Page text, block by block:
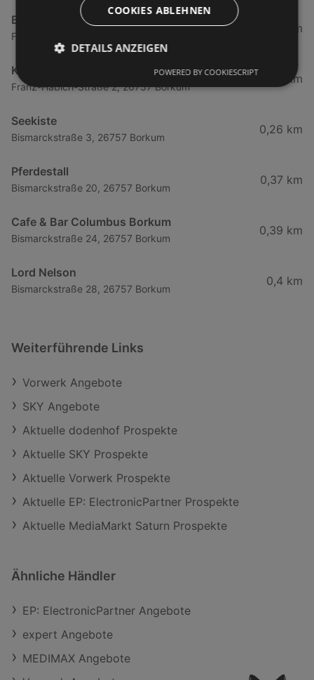
Brasserie
Franz-Habich-Straße 18, 26757 Borkum
0,21 km
Künstlerklause Borkum
Franz-Habich-Straße 2, 26757 Borkum
0,25 km
Seekiste
Bismarckstraße 3, 26757 Borkum
0,26 km
Pferdestall
Bismarckstraße 20, 26757 Borkum
0,37 km
Cafe & Bar Columbus Borkum
Bismarckstraße 24, 26757 Borkum
0,39 km
Lord Nelson
Bismarckstraße 28, 26757 Borkum
0,4 km
Weiterführende Links
Vorwerk Angebote
SKY Angebote
Aktuelle dodenhof Prospekte
Aktuelle SKY Prospekte
Aktuelle Vorwerk Prospekte
Aktuelle EP: ElectronicPartner Prospekte
Aktuelle MediaMarkt Saturn Prospekte
Ähnliche Händler
EP: ElectronicPartner Angebote
expert Angebote
MEDIMAX Angebote
COOKIES ABLEHNEN
DETAILS ANZEIGEN
POWERED BY COOKIESCRIPT